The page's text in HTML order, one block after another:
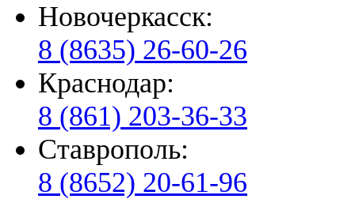
Новочеркасск:
8 (8635) 26-60-26
Краснодар:
8 (861) 203-36-33
Ставрополь:
8 (8652) 20-61-96